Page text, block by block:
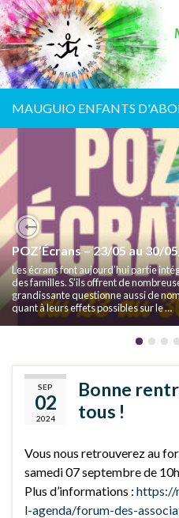
MAUGUIO ENFANTS
POZ’Écrans – 23/05 au 30/
Les écrans font aujourd’hui partie
des familles. S’ils offrent de
grandissante questionne aussi de
quant à leurs effets possibles sur le …
Previous
SEP
02
2024
Bonne
tous !
Vous nous retrouverez au
samedi 07 septembre de
Plus d’informations : https://
l-agenda/forum-des-